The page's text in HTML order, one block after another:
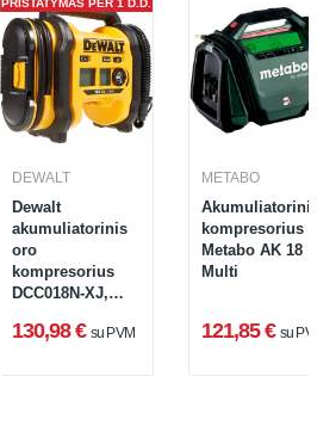
PRISTATYMAS PER 1 D.D.
DEWALT
Dewalt
akumuliatorinis
oro
kompresorius
DCC018N-XJ,
bar
130,98 € su PVM
METABO
kompresorius
Metabo AK 18
Multi
121,85 € su